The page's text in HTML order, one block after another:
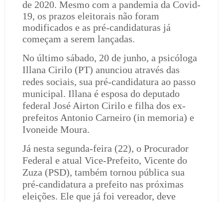
de 2020. Mesmo com a pandemia da Covid-
19, os prazos eleitorais não foram
modificados e as pré-candidaturas já
começam a serem lançadas.
No último sábado, 20 de junho, a psicóloga
Illana Cirilo (PT) anunciou através das
redes sociais, sua pré-candidatura ao passo
municipal. Illana é esposa do deputado
federal José Airton Cirilo e filha dos ex-
prefeitos Antonio Carneiro (in memoria) e
Ivoneide Moura.
Já nesta segunda-feira (22), o Procurador
Federal e atual Vice-Prefeito, Vicente do
Zuza (PSD), também tornou pública sua
pré-candidatura a prefeito nas próximas
eleições. Ele que já foi vereador, deve